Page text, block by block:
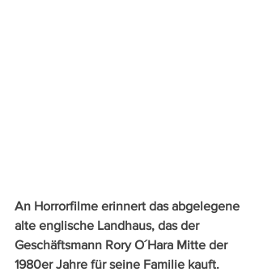
An Horrorfilme erinnert das abgelegene
alte englische Landhaus, das der
Geschäftsmann Rory O´Hara Mitte der
1980er Jahre für seine Familie kauft.